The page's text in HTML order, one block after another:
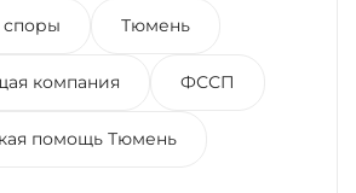
споры Тюмень
компания ФССП
помощь Тюмень